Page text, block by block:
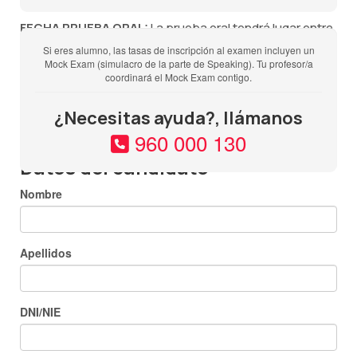
Si eres alumno, las tasas de inscripción al examen incluyen un
Mock Exam (simulacro de la parte de Speaking). Tu profesor/a
coordinará el Mock Exam contigo.
¿Necesitas ayuda?, llámanos
960 000 130
FECHA PRUEBA ORAL:La prueba oral tendrá lugar entre
una semana antes, los dos días posteriores o el mismo
día de la prueba escrita y deberás estar disponible
durante todo ese período de tiempo pues NO SE PUEDE
CAMBIAR LA FECHA DE NINGUNA DE LAS PARTES DEL
EXAMEN.
Datos del candidato
Nombre
Apellidos
DNI/NIE